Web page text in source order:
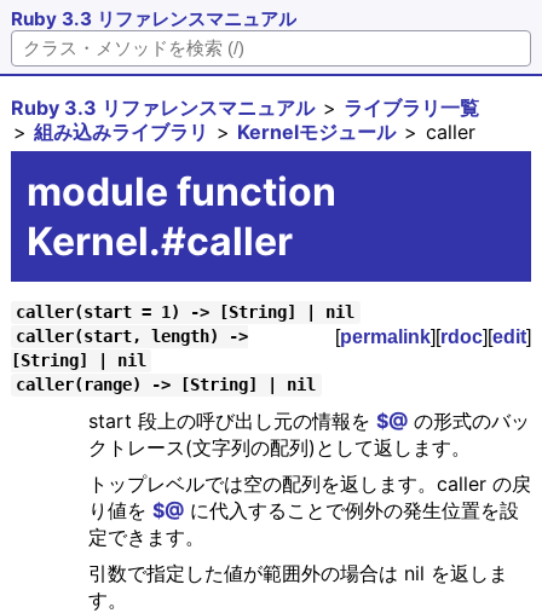
Ruby 3.3 リファレンスマニュアル
Ruby 3.3 リファレンスマニュアル
ライブラリ一覧
組み込みライブラリ
Kernelモジュール caller
module function
Kernel.#caller
caller(start = 1) -> [String] | nil
[permalink][rdoc][edit]
caller(start, length) ->
[String] | nil
caller(range) -> [String] | nil
start 段上の呼び出し元の情報を $@の形式のバッ
クトレース(文字列の配列)として返します。
トップレベルでは空の配列を返します。caller の戻
り値を $@に代入することで例外の発生位置を設
定できます。
引数で指定した値が範囲外の場合は nil を返しま
す。